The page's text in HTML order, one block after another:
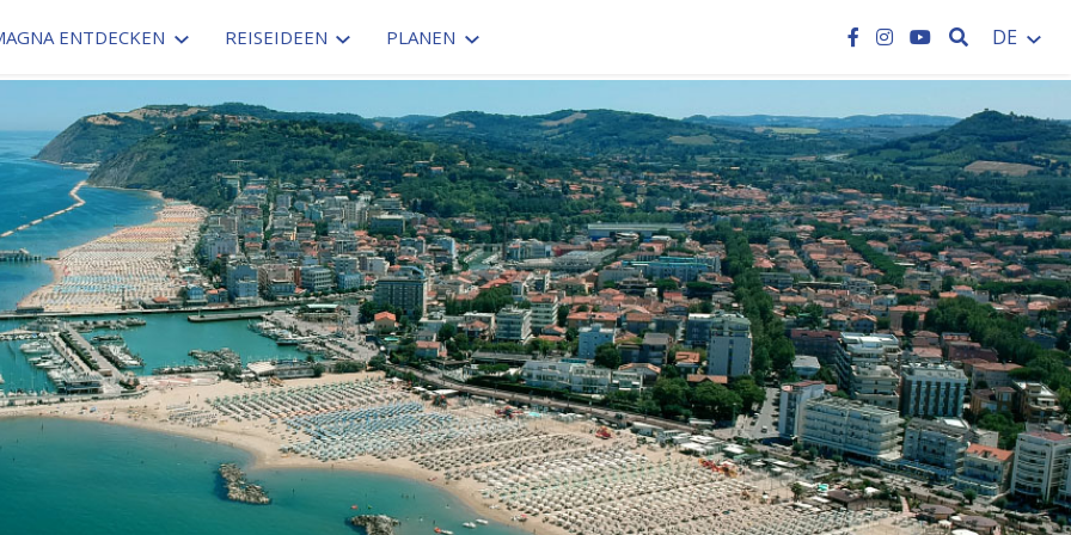
ENTDECKEN REISEIDEEN PLANEN SEARCH
DE